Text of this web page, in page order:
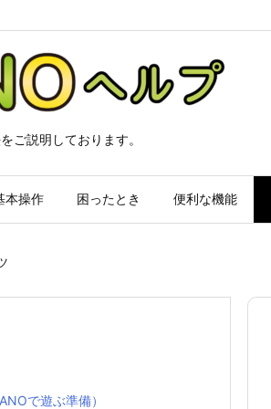
ご説明しております。
本操作 困ったとき 便利な機能
で遊ぶ準備）